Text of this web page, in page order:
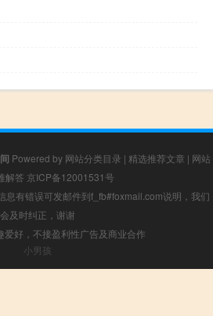
Powered by 网站分类目录 | 精选推荐文章 | 网站
解答 京ICP备12001531号
息有错误可发邮件到f_fb#foxmail.com说明，我们
会及时纠正，谢谢
爱好，不接盈利性广告及商业合作
小男孩